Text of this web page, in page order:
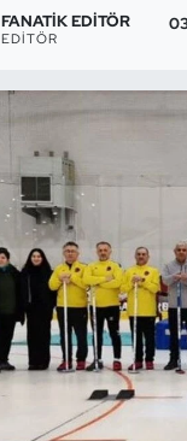
FANATIK EDITÖR
EDITÖR